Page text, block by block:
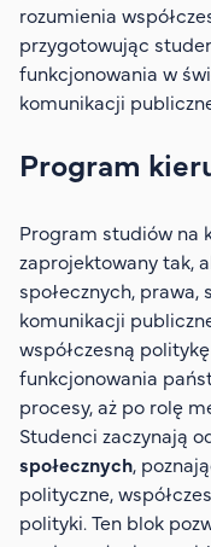
rozumienia
przygotowując
funkcjonowania w
komunikacji
Program
Program studiów na
zaprojektowany tak,
społecznych,
komunikacji
współczesną
funkcjonowania
procesy, aż po rolę
Studenci zaczynają
społecznych,
polityczne,
polityki. Ten blok